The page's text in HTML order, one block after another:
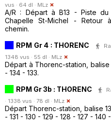
vus · 64 dl · MLz
A/R : Départ à B13 - Piste
Chapelle St-Michel - Retour
chemin.
RPM Gr 4 : THORENC
1348 vus · 55 dl · MLz
Départ à Thorenc-station, balise
- 134 - 133.
RPM Gr 3b : THORENC
· 1338 vus · 78 dl · MLz
Départ Thorenc-station, balise
- 131 - 130 - 129 - 128 - 127 - 140